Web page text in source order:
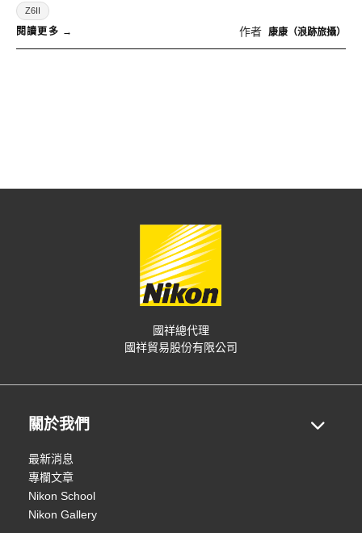
Z6II
作者 康康（浪跡旅攝）
國祥總代理
國祥貿易股份有限公司
關於我們
最新消息
專欄文章
Nikon School
Nikon Gallery